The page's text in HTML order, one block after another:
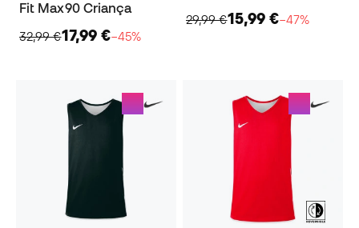
Fit Max90 Criança
32,99 €17,99 €−45%
29,99 €15,99 €−47%